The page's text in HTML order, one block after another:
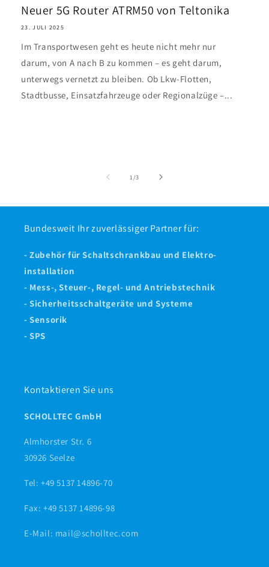
Neuer 5G Router ATRM50 von Teltonika
23. JULI 2025
Im Transportwesen geht es heute nicht mehr nur
darum, von A nach B zu kommen – es geht darum,
unterwegs vernetzt zu bleiben. Ob Lkw-Flotten,
Stadtbusse, Einsatzfahrzeuge oder Regionalzüge –...
1/von
3
Bundesweit Ihr zuverlässiger Partner für:
- Zubehör für Schaltschrankbau und Elektro-
installation
- Mess-, Steuer-, Regel- und Antriebstechnik
- Sicherheitsschaltgeräte und Systeme
- Sensorik
- SPS
Kontaktieren Sie uns
SCHOLLTEC GmbH
Almhorster Str. 6
30926 Seelze
Tel: +49 5137 14896-70
Fax: +49 5137 14896-98
E-Mail: mail@scholltec.com